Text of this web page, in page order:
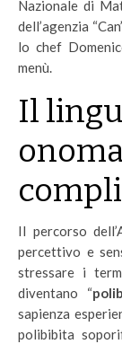
Nazionale di
dell’agenzia
lo chef
menù.
Il
Il percorso
percettivo e
stressare i
diventano “
sapienza
polibibita